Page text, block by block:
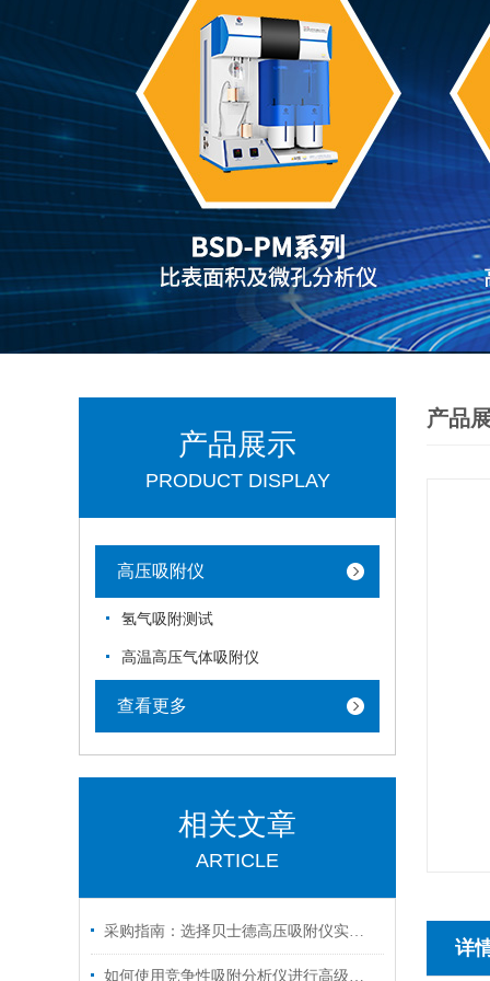
产品展示
PRODUCT DISPLAY
高压吸附仪
氢气吸附测试
高温高压气体吸附仪
查看更多
相关文章
ARTICLE
采购指南：选择贝士德高压吸附仪实力厂家的五大核心理由
如何使用竞争性吸附分析仪进行高级气体吸附实验？
产品
详